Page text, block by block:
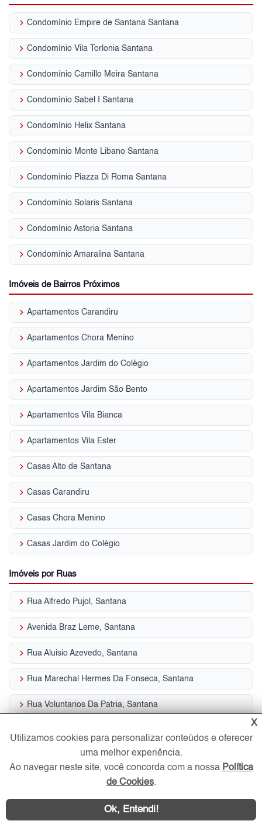
keyboard_arrow_right Condomínio Empire de Santana Santana
keyboard_arrow_right Condomínio Vila Torlonia Santana
keyboard_arrow_right Condomínio Camillo Meira Santana
keyboard_arrow_right Condomínio Sabel I Santana
keyboard_arrow_right Condomínio Helix Santana
keyboard_arrow_right Condomínio Monte Libano Santana
keyboard_arrow_right Condomínio Piazza Di Roma Santana
keyboard_arrow_right Condomínio Solaris Santana
keyboard_arrow_right Condomínio Astoria Santana
keyboard_arrow_right Condomínio Amaralina Santana
Imóveis de Bairros Próximos
keyboard_arrow_right Apartamentos Carandiru
keyboard_arrow_right Apartamentos Chora Menino
keyboard_arrow_right Apartamentos Jardim do Colégio
keyboard_arrow_right Apartamentos Jardim São Bento
keyboard_arrow_right Apartamentos Vila Bianca
keyboard_arrow_right Apartamentos Vila Ester
keyboard_arrow_right Casas Alto de Santana
keyboard_arrow_right Casas Carandiru
keyboard_arrow_right Casas Chora Menino
keyboard_arrow_right Casas Jardim do Colégio
Imóveis por Ruas
keyboard_arrow_right Rua Alfredo Pujol, Santana
keyboard_arrow_right Avenida Braz Leme, Santana
keyboard_arrow_right Rua Aluisio Azevedo, Santana
keyboard_arrow_right Rua Marechal Hermes Da Fonseca, Santana
keyboard_arrow_rightRua Voluntarios Da Patria, Santana
Rua Duarte De Azevedo, Santana
Rua Carlos Escobar, Santana
Rua Jose Debieux, Santana
X
Utilizamos cookies para personalizar conteúdos e oferecer
uma melhor experiência.
Ao navegar neste site, você concorda com a nossa Política
de Cookies.
Ok, Entendi!